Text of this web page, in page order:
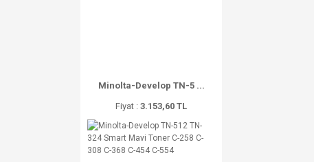
Minolta-Develop TN-5 ...
Fiyat : 3.153,60 TL